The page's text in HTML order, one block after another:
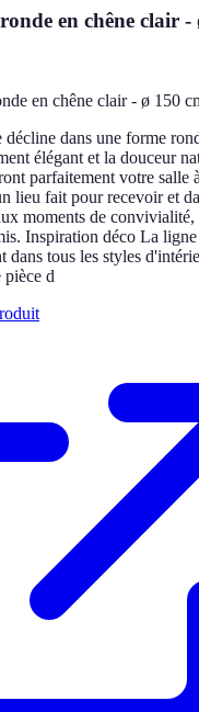
en chêne clair -
dans une forme
élégant et la douceur
parfaitement votre salle
lieu fait pour recevoir et
moments de
Inspiration déco La
dans tous les styles
pièce d